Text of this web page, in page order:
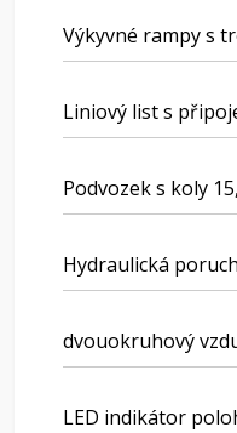
Výkyvné rampy s
Liniový list s
Podvozek s koly
Hydraulická
dvouokruhový
LED indikátor